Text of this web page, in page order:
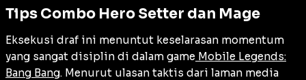
Tips Combo Hero Setter dan Mage
Eksekusi draf ini menuntut keselarasan momentum
yang sangat disiplin di dalam game Mobile Legends:
Bang Bang. Menurut ulasan taktis dari laman media